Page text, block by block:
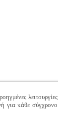
λειτουργίες
για κάθε σύγχρονο